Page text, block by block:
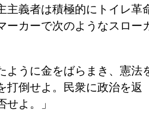
義者は積極的にトイレ革
ーカーで次のようなスロー
うに金をばらまき、憲法
打倒せよ。民衆に政治を返
よ。」